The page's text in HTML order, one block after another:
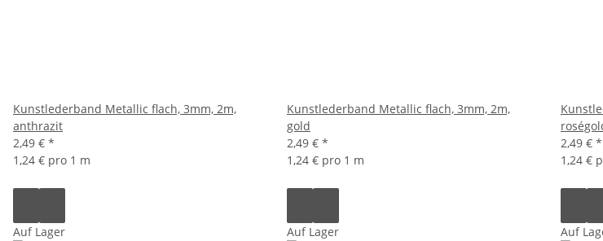
Kunstlederband Metallic flach, 3mm, 2m,
anthrazit
2,49 € *
1,24 € pro 1 m
Kunstlederband Metallic flach, 3mm, 2m,
gold
2,49 € *
1,24 € pro 1 m
2,49 € *
1,24 €
Auf Lager Auf Lager Auf